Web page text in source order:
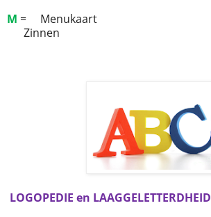
M = Menukaart
Zinnen
LOGOPEDIE en LAAGGELETTERDHEID